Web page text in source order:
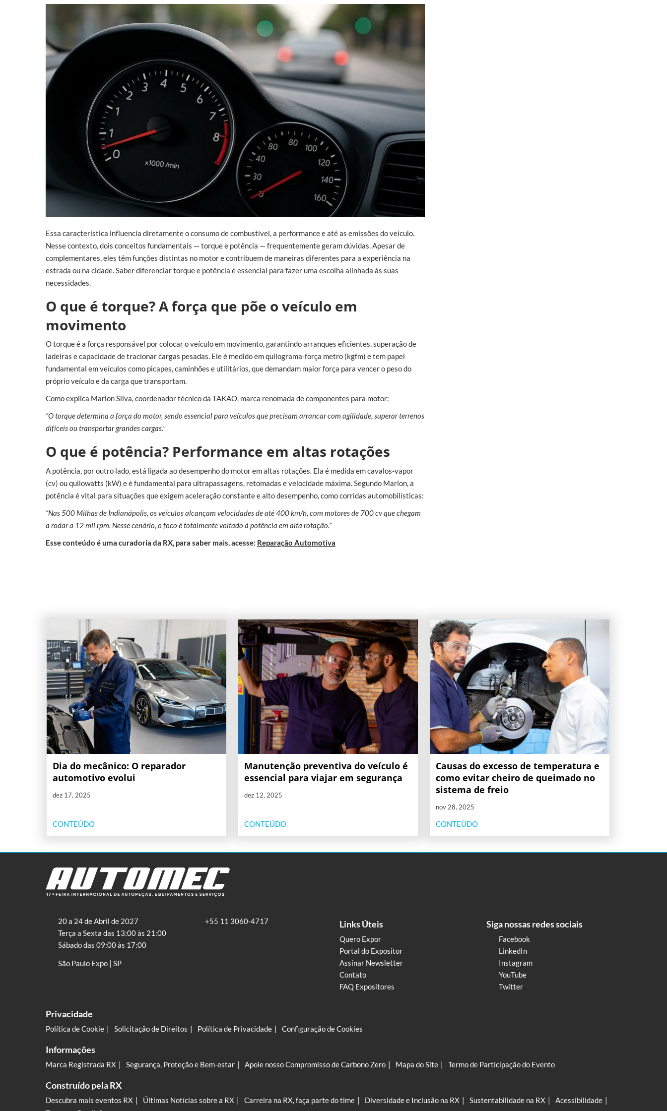
Essa característica influencia diretamente o consumo de combustível, a performance e até as emissões do veículo.
Nesse contexto, dois conceitos fundamentais — torque e potência — frequentemente geram dúvidas. Apesar de
complementares, eles têm funções distintas no motor e contribuem de maneiras diferentes para a experiência na
estrada ou na cidade. Saber diferenciar torque e potência é essencial para fazer uma escolha alinhada às suas
necessidades.
O que é torque? A força que põe o veículo em
movimento
O torque é a força responsável por colocar o veículo em movimento, garantindo arranques eficientes, superação de
ladeiras e capacidade de tracionar cargas pesadas. Ele é medido em quilograma-força metro (kgfm) e tem papel
fundamental em veículos como picapes, caminhões e utilitários, que demandam maior força para vencer o peso do
próprio veículo e da carga que transportam.
Como explica Marlon Silva, coordenador técnico da TAKAO, marca renomada de componentes para motor:
“O torque determina a força do motor, sendo essencial para veículos que precisam arrancar com agilidade, superar terrenos
difíceis ou transportar grandes cargas.”
O que é potência? Performance em altas rotações
A potência, por outro lado, está ligada ao desempenho do motor em altas rotações. Ela é medida em cavalos-vapor
(cv) ou quilowatts (kW) e é fundamental para ultrapassagens, retomadas e velocidade máxima. Segundo Marlon, a
potência é vital para situações que exigem aceleração constante e alto desempenho, como corridas automobilísticas:
“Nas 500 Milhas de Indianápolis, os veículos alcançam velocidades de até 400 km/h, com motores de 700 cv que chegam
a rodar a 12 mil rpm. Nesse cenário, o foco é totalmente voltado à potência em alta rotação.”
Esse conteúdo é uma curadoria da RX, para saber mais, acesse: Reparação Automotiva
Dia do mecânico: O reparador
automotivo evolui
dez 17, 2025
CONTEÚDO
Manutenção preventiva do veículo é
essencial para viajar em segurança
dez 12, 2025
CONTEÚDO
Causas do excesso de temperatura e
como evitar cheiro de queimado no
sistema de freio
nov 28, 2025
CONTEÚDO
20 a 24 de Abril de 2027
Terça a Sexta das 13:00 às 21:00
Sábado das 09:00 às 17:00
São Paulo Expo | SP
+55 11 3060-4717 Links Úteis
Quero Expor
Portal do Expositor
Assinar Newsletter
Contato
FAQ Expositores
Siga nossas redes sociais
Facebook
LinkedIn
Instagram
YouTube
Twitter
Privacidade
Política de Cookie Solicitação de Direitos Política de Privacidade Configuração de Cookies
Informações
Marca Registrada RX Segurança, Proteção e Bem-estar Apoie nosso Compromisso de Carbono Zero Mapa do Site Termo de Participação do Evento
Construído pela RX
Descubra mais eventos RX Últimas Notícias sobre a RX Carreira na RX, faça parte do time Diversidade e Inclusão na RX Sustentabilidade na RX
Acessibilidade